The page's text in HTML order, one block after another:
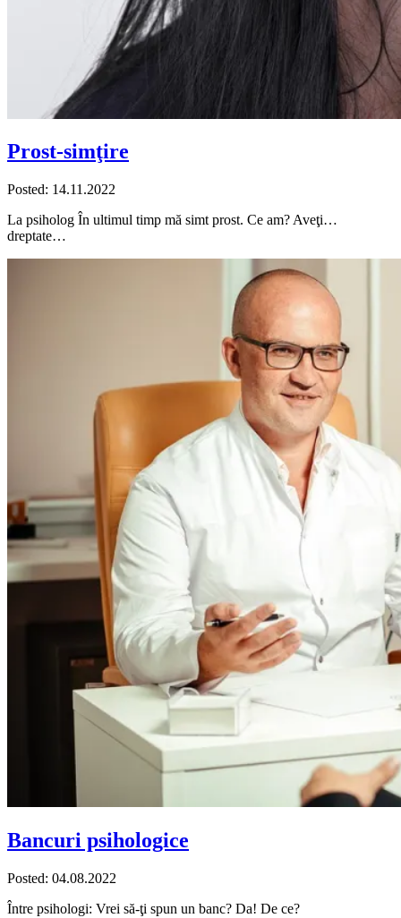
Prost-simţire
Posted: 14.11.2022
La psiholog În ultimul timp mă simt prost. Ce am? Aveţi…
dreptate…
Bancuri psihologice
Posted: 04.08.2022
Între psihologi: Vrei să-ţi spun un banc? Da! De ce?